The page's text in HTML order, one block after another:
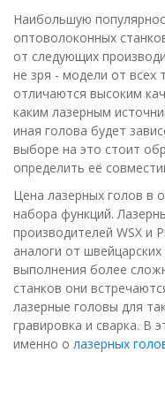
Наибольшую
оптоволоконных
от следующих
не зря - модели от всех
отличаются высоким
каким лазерным
иная голова будет
выборе на это стоит
определить её
Цена лазерных голов в
набора функций.
производителей WSX и
аналоги от
выполнения более
станков они
лазерные головы для
гравировка и сварка. В
именно о лазерных